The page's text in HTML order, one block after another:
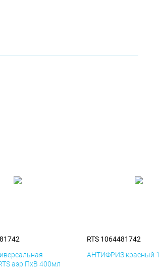
аэр ПхВ 400мл
RTS 1064481742
АНТИФРИЗ красный